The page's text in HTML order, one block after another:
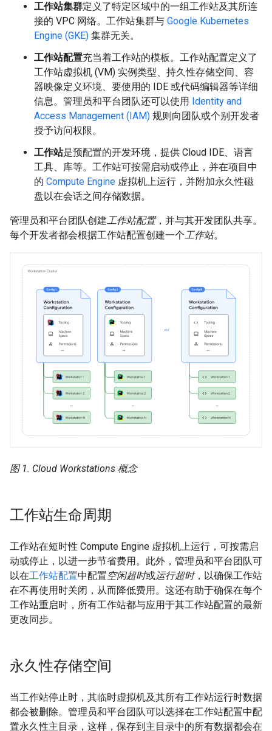
工作站集群定义了特定区域中的一组工作站及其所连
接的 VPC 网络。工作站集群与 Google Kubernetes
Engine (GKE) 集群无关。
工作站配置充当着工作站的模板。工作站配置定义了
工作站虚拟机 (VM) 实例类型、持久性存储空间、容
器映像定义环境、要使用的 IDE 或代码编辑器等详细
信息。管理员和平台团队还可以使用 Identity and
Access Management (IAM) 规则向团队或个别开发者
授予访问权限。
工作站是预配置的开发环境，提供 Cloud IDE、语言
工具、库等。工作站可按需启动或停止，并在项目中
的 Compute Engine 虚拟机上运行，并附加永久性磁
盘以在会话之间存储数据。
管理员和平台团队创建工作站配置，并与其开发团队共享。
每个开发者都会根据工作站配置创建一个工作站。
图 1. Cloud Workstations 概念
工作站生命周期
工作站在短时性 Compute Engine 虚拟机上运行，可按需启
动或停止，以进一步节省费用。此外，管理员和平台团队可
以在工作站配置中配置空闲超时或运行超时，以确保工作站
在不再使用时关闭，从而降低费用。这还有助于确保在每个
工作站重启时，所有工作站都与应用于其工作站配置的最新
更改同步。
永久性存储空间
当工作站停止时，其临时虚拟机及其所有工作站运行时数据
都会被删除。管理员和平台团队可以选择在工作站配置中配
置永久性主目录，这样，保存到主目录中的所有数据都会在